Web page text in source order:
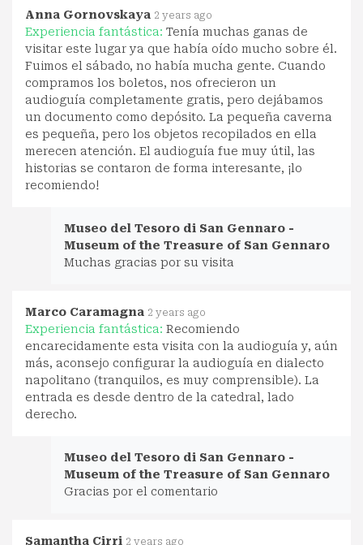
Anna Gornovskaya 2 years ago
Experiencia fantástica: Tenía muchas ganas de
visitar este lugar ya que había oído mucho sobre él.
Fuimos el sábado, no había mucha gente. Cuando
compramos los boletos, nos ofrecieron un
audioguía completamente gratis, pero dejábamos
un documento como depósito. La pequeña caverna
es pequeña, pero los objetos recopilados en ella
merecen atención. El audioguía fue muy útil, las
historias se contaron de forma interesante, ¡lo
recomiendo!
Museo del Tesoro di San Gennaro -
Museum of the Treasure of San Gennaro
Muchas gracias por su visita
Marco Caramagna 2 years ago
Experiencia fantástica: Recomiendo
encarecidamente esta visita con la audioguía y, aún
más, aconsejo configurar la audioguía en dialecto
napolitano (tranquilos, es muy comprensible). La
entrada es desde dentro de la catedral, lado
derecho.
Museo del Tesoro di San Gennaro -
Museum of the Treasure of San Gennaro
Gracias por el comentario
Samantha Cirri 2 years ago